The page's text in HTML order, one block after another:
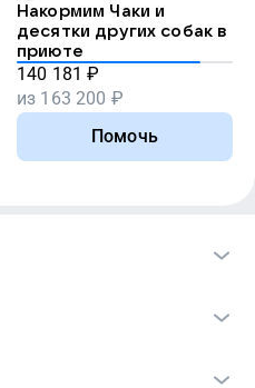
Накормим Чаки и
десятки других собак в
приюте
140 181 ₽
из 163 200 ₽
Помочь